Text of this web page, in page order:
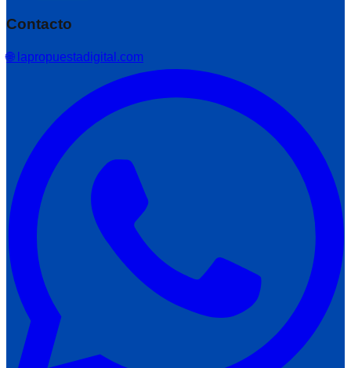
Contacto
🌐 lapropuestadigital.com